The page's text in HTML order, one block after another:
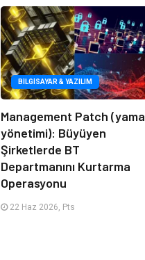
BILGISAYAR & YAZILIM
Management Patch (yama
yönetimi): Büyüyen
Şirketlerde BT
Departmanını Kurtarma
Operasyonu
22 Haz 2026, Pts